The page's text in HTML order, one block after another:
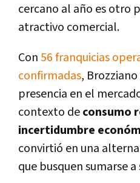
cercano al año es otro
atractivo comercial.
Con 56 franquicias
confirmadas,
presencia en el
contexto deconsumo
incertidumbre
convirtió en una
que busquen sumarse a